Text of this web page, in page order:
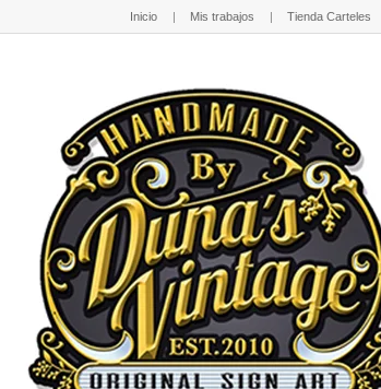
Inicio Mis trabajos Tienda Carteles